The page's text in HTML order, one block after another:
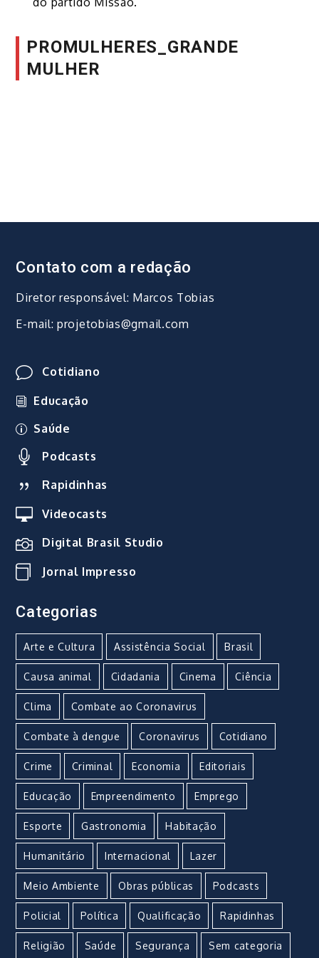
PROMULHERES_GRANDE
MULHER
Contato com a redação
Diretor responsável: Marcos Tobias
E-mail: projetobias@gmail.com
Cotidiano
Educação
Saúde
Podcasts
Rapidinhas
Videocasts
Digital Brasil Studio
Jornal Impresso
Categorias
Arte e Cultura Assistência Social Brasil
Causa animal Cidadania Cinema Ciência
Clima Combate ao Coronavirus
Combate à dengue Coronavirus Cotidiano
Crime Criminal Economia Editoriais
Educação Empreendimento Emprego
Esporte Gastronomia Habitação
Humanitário Internacional Lazer
Meio Ambiente Obras públicas Podcasts
Policial Política Qualificação Rapidinhas
Religião Saúde Segurança Sem categoria